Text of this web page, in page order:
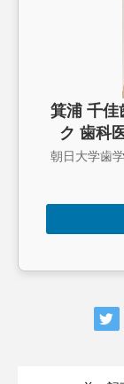
箕浦 千佳
ク 歯科
朝日大学歯